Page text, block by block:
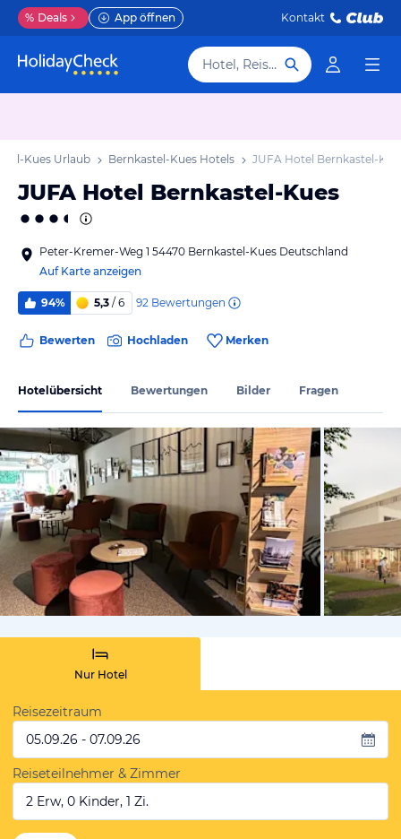
% Deals App öffnen Kontakt
Hotel, Reiseziel
Kues Urlaub Bernkastel-Kues Hotels JUFA Hotel Bernkastel-
JUFA Hotel Bernkastel-Kues
Peter-Kremer-Weg 1 54470 Bernkastel-Kues Deutschland
Auf Karte anzeigen
94% 5,3 / 6 92 Bewertungen
Bewerten Hochladen Merken
Hotelübersicht Bewertungen Bilder Fragen
von
Nur Hotel
Reisezeitraum
05.09.26 - 07.09.26
Reiseteilnehmer & Zimmer
2 Erw, 0 Kinder, 1 Zi.